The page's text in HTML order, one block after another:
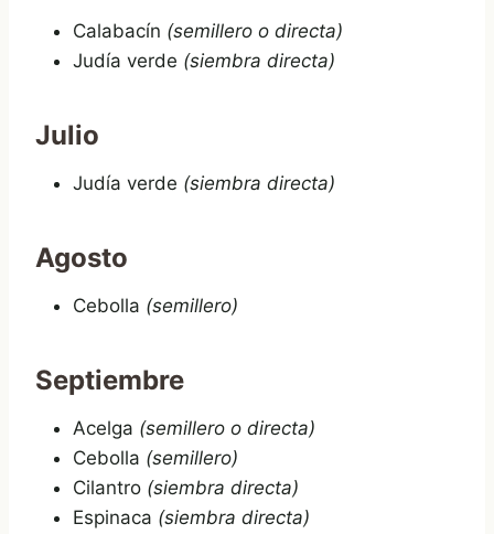
Calabacín (semillero o directa)
Judía verde (siembra directa)
Julio
Judía verde (siembra directa)
Agosto
Cebolla (semillero)
Septiembre
Acelga (semillero o directa)
Cebolla (semillero)
Cilantro (siembra directa)
Espinaca (siembra directa)